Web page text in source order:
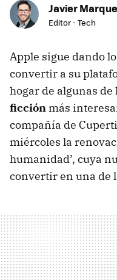
Javier
Editor - Tech
Apple sigue dando
convertir a su
hogar de algunas de
ficción más
compañía de
miércoles la
humanidad’, cuya
convertir en una de